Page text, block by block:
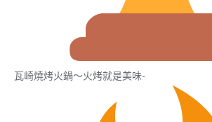
瓦崎燒烤火鍋～火烤就是美味-